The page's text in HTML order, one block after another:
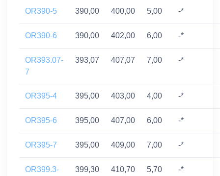
OR390-5 390,00 400,00 5,00 -*
OR390-6 390,00 402,00 6,00 -*
OR393.07-
7
393,07 407,07 7,00 -*
OR395-4 395,00 403,00 4,00 -*
OR395-6 395,00 407,00 6,00 -*
OR395-7 395,00 409,00 7,00 -*
OR399.3-
399,30 410,70 5,70 -*